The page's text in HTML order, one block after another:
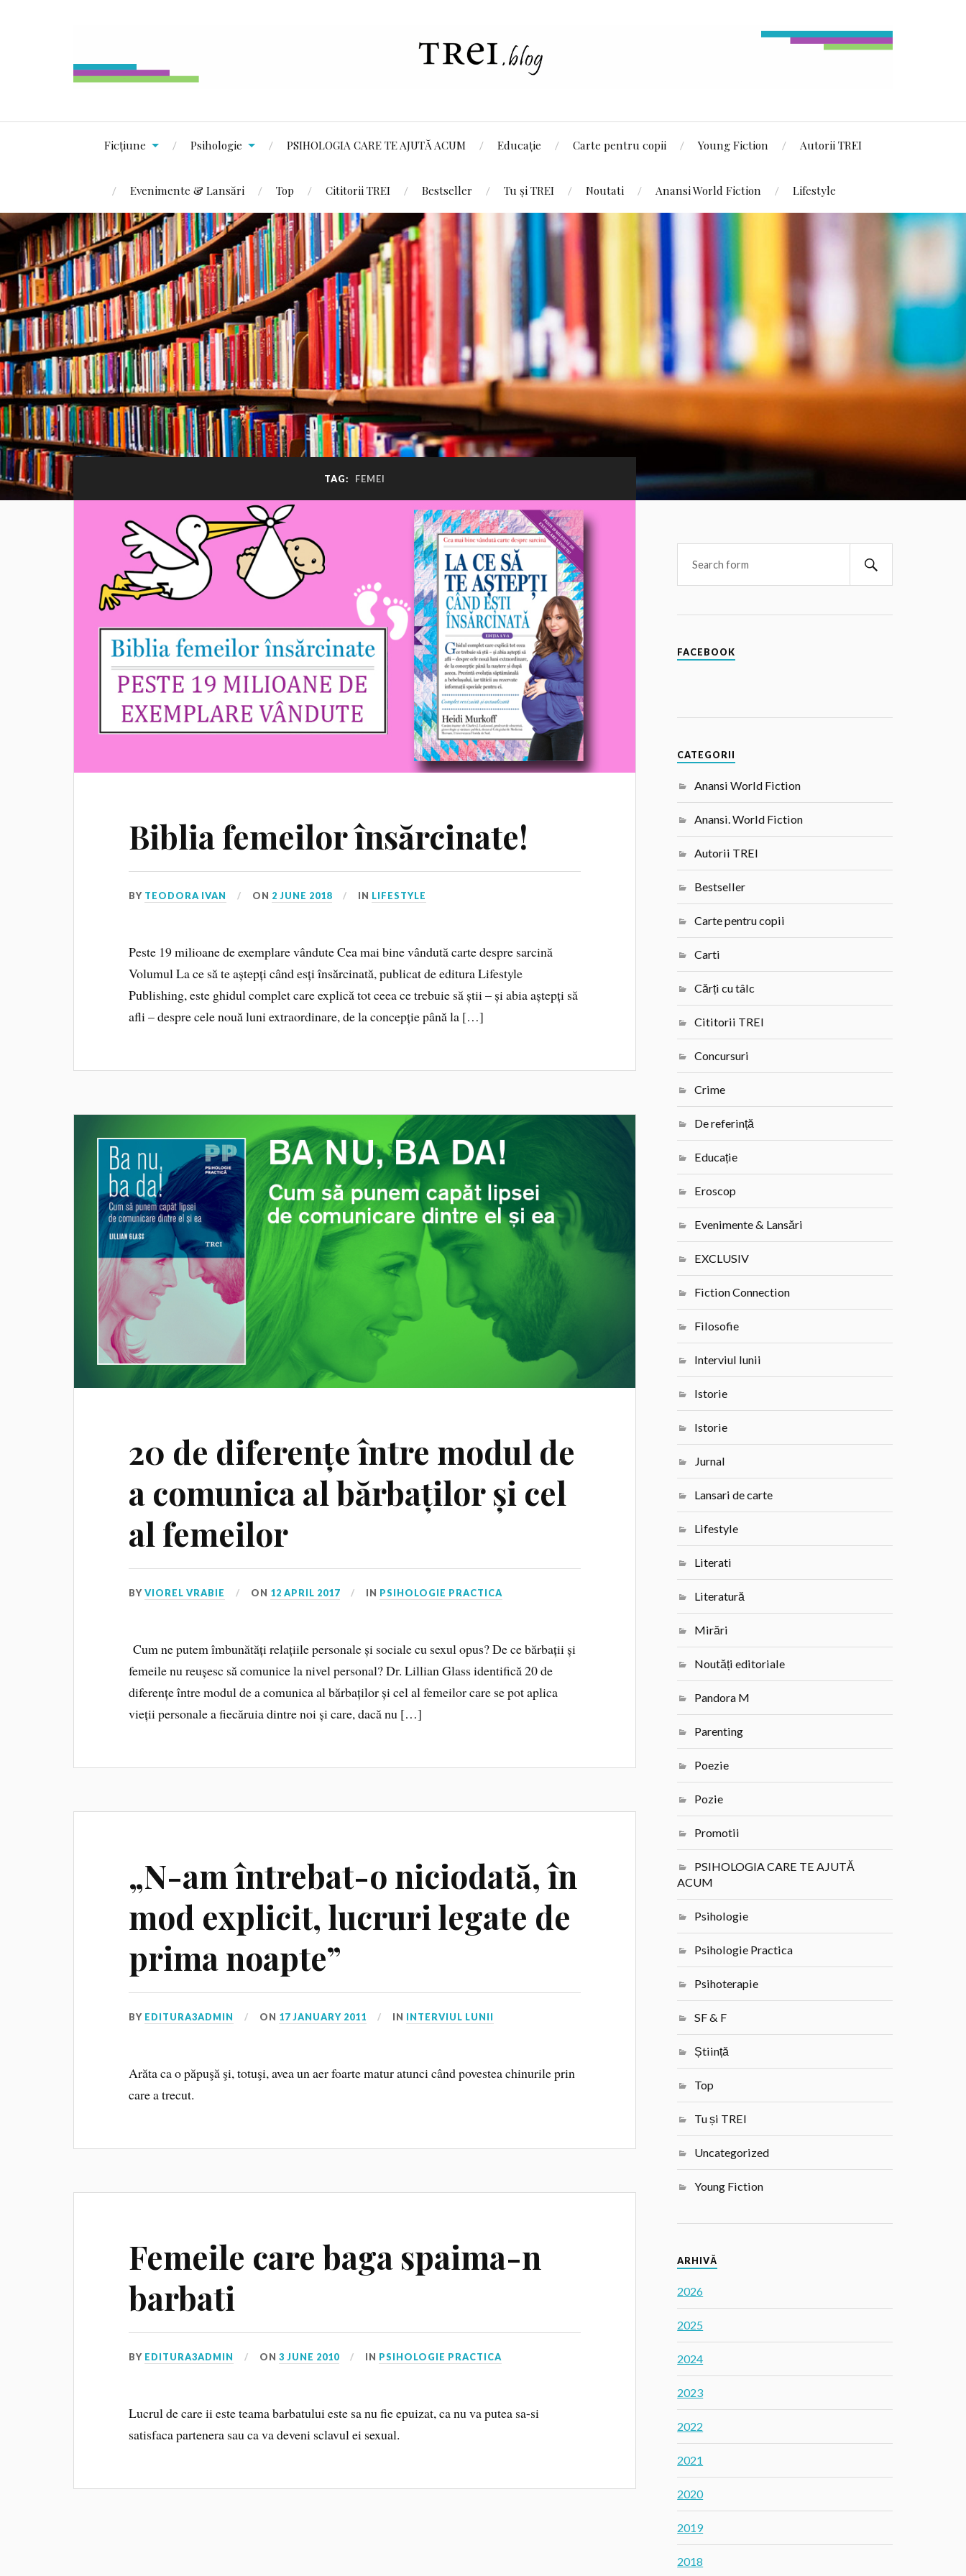
Ficțiune Psihologie PSIHOLOGIA CARE TE AJUTĂ ACUM Educație Carte pentru copii Young Fiction Autorii TREI
Evenimente & Lansări Top Cititorii TREI Bestseller Tu și TREI Noutati Anansi World Fiction Lifestyle
TAG: FEMEI
Biblia femeilor însărcinate!
BY TEODORA IVAN ON 2 JUNE 2018 IN LIFESTYLE
Peste 19 milioane de exemplare vândute Cea mai bine vândută carte despre sarcină
Volumul La ce să te aștepți când esți însărcinată, publicat de editura Lifestyle
Publishing, este ghidul complet care explică tot ceea ce trebuie să știi – și abia aștepți să
afli – despre cele nouă luni extraordinare, de la concepție până la […]
20 de diferențe între modul de
a comunica al bărbaților și cel
al femeilor
BYVIOREL VRABIE ON 12 APRIL 2017 IN PSIHOLOGIE PRACTICA
Cum ne putem îmbunătăți relațiile personale și sociale cu sexul opus? De ce bărbații și
femeile nu reușesc să comunice la nivel personal? Dr. Lillian Glass identifică 20 de
diferențe între modul de a comunica al bărbaților și cel al femeilor care se pot aplica
vieții personale a fiecăruia dintre noi și care, dacă nu […]
„N-am întrebat-o niciodată, în
mod explicit, lucruri legate de
prima noapte”
BY EDITURA3ADMIN ON 17 JANUARY 2011 IN INTERVIUL LUNII
Arăta ca o păpuşă şi, totuşi, avea un aer foarte matur atunci când povestea chinurile prin
care a trecut.
Femeile care baga spaima-n
barbati
BY EDITURA3ADMIN ON3 JUNE 2010 IN PSIHOLOGIE PRACTICA
Lucrul de care ii este teama barbatului este sa nu fie epuizat, ca nu va putea sa-si
satisfaca partenera sau ca va deveni sclavul ei sexual.
FACEBOOK
CATEGORII
Anansi World Fiction
Anansi. World Fiction
Autorii TREI
Bestseller
Carte pentru copii
Carti
Cărți cu tâlc
Cititorii TREI
Concursuri
Crime
De referință
Educație
Eroscop
Evenimente & Lansări
EXCLUSIV
Fiction Connection
Filosofie
Interviul lunii
Istorie
Istorie
Jurnal
Lansari de carte
Lifestyle
Literati
Literatură
Mirări
Noutăți editoriale
Pandora M
Parenting
Poezie
Pozie
Promotii
PSIHOLOGIA CARE TE AJUTĂ
ACUM
Psihologie
Psihologie Practica
Psihoterapie
SF & F
Știință
Top
Tu și TREI
Uncategorized
Young Fiction
ARHIVĂ
2026
2025
2024
2023
2022
2021
2020
2019
2018